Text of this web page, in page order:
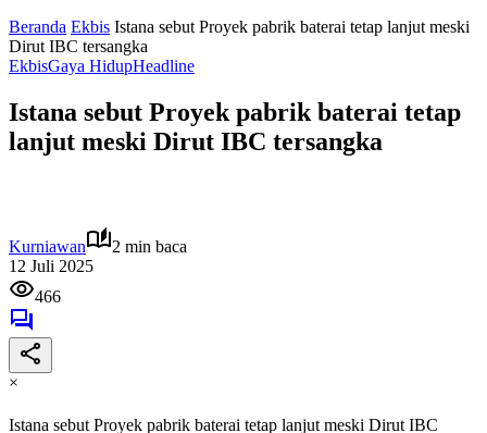
Beranda Ekbis Istana sebut Proyek pabrik baterai tetap lanjut meski
Dirut IBC tersangka
EkbisGaya HidupHeadline
Istana sebut Proyek pabrik baterai tetap
lanjut meski Dirut IBC tersangka
Kurniawan
2 min baca
12 Juli 2025
466
×
Istana sebut Proyek pabrik baterai tetap lanjut meski Dirut IBC